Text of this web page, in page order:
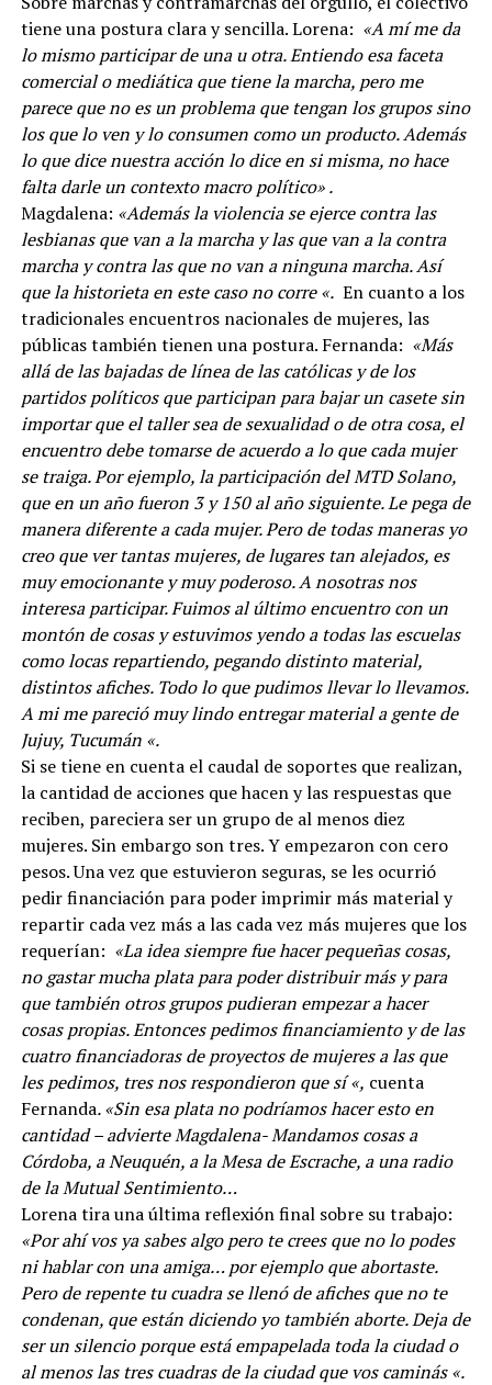
tiene una postura clara y sencilla. Lorena: «A mí me da
lo mismo participar de una u otra. Entiendo esa faceta
comercial o mediática que tiene la marcha, pero me
parece que no es un problema que tengan los grupos sino
los que lo ven y lo consumen como un producto. Además
lo que dice nuestra acción lo dice en si misma, no hace
falta darle un contexto macro político» .
Magdalena: «Además la violencia se ejerce contra las
lesbianas que van a la marcha y las que van a la contra
marcha y contra las que no van a ninguna marcha. Así
que la historieta en este caso no corre «.En cuanto a los
tradicionales encuentros nacionales de mujeres, las
públicas también tienen una postura. Fernanda: «Más
allá de las bajadas de línea de las católicas y de los
partidos políticos que participan para bajar un casete sin
importar que el taller sea de sexualidad o de otra cosa, el
encuentro debe tomarse de acuerdo a lo que cada mujer
se traiga. Por ejemplo, la participación del MTD Solano,
que en un año fueron 3 y 150 al año siguiente. Le pega de
manera diferente a cada mujer. Pero de todas maneras yo
creo que ver tantas mujeres, de lugares tan alejados, es
muy emocionante y muy poderoso. A nosotras nos
interesa participar. Fuimos al último encuentro con un
montón de cosas y estuvimos yendo a todas las escuelas
como locas repartiendo, pegando distinto material,
distintos afiches. Todo lo que pudimos llevar lo llevamos.
A mi me pareció muy lindo entregar material a gente de
Jujuy, Tucumán «.
Si se tiene en cuenta el caudal de soportes que realizan,
la cantidad de acciones que hacen y las respuestas que
reciben, pareciera ser un grupo de al menos diez
mujeres. Sin embargo son tres. Y empezaron con cero
pesos. Una vez que estuvieron seguras, se les ocurrió
pedir financiación para poder imprimir más material y
repartir cada vez más a las cada vez más mujeres que los
requerían: «La idea siempre fue hacer pequeñas cosas,
no gastar mucha plata para poder distribuir más y para
que también otros grupos pudieran empezar a hacer
cosas propias. Entonces pedimos financiamiento y de las
cuatro financiadoras de proyectos de mujeres a las que
les pedimos, tres nos respondieron que sí «, cuenta
Fernanda.«Sin esa plata no podríamos hacer esto en
cantidad – advierte Magdalena- Mandamos cosas a
Córdoba, a Neuquén, a la Mesa de Escrache, a una radio
de la Mutual Sentimiento…
Lorena tira una última reflexión final sobre su trabajo:
«Por ahí vos ya sabes algo pero te crees que no lo podes
ni hablar con una amiga… por ejemplo que abortaste.
Pero de repente tu cuadra se llenó de afiches que no te
condenan, que están diciendo yo también aborte. Deja de
ser un silencio porque está empapelada toda la ciudad o
al menos las tres cuadras de la ciudad que vos caminás «.